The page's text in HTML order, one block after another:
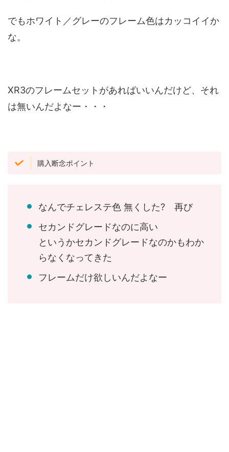
でもホワイト／グレーのフレーム色はカッコイイか
な。
XR3のフレームセットがあればいいんだけど、それ
は無いんだよなー・・・
購入断念ポイント
なんでチェレステ色 無くした? 再び
セカンドグレードなのに高い
というかセカンドグレードなのかもわか
らなくなってきた
フレームだけ欲しいんだよなー